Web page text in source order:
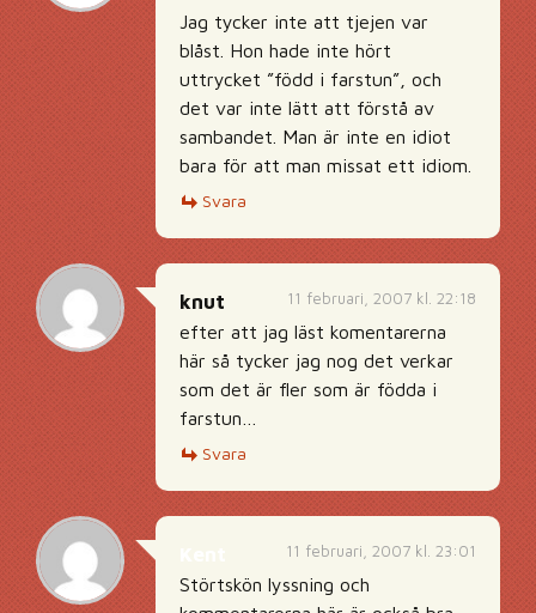
Jag tycker inte att tjejen var
blåst. Hon hade inte hört
uttrycket ”född i farstun”, och
det var inte lätt att förstå av
sambandet. Man är inte en idiot
bara för att man missat ett idiom.
Svara
11 februari, 2007 kl. 22:18
knut
efter att jag läst komentarerna
här så tycker jag nog det verkar
som det är fler som är födda i
farstun…
Svara
11 februari, 2007 kl. 23:01
Störtskön lyssning och